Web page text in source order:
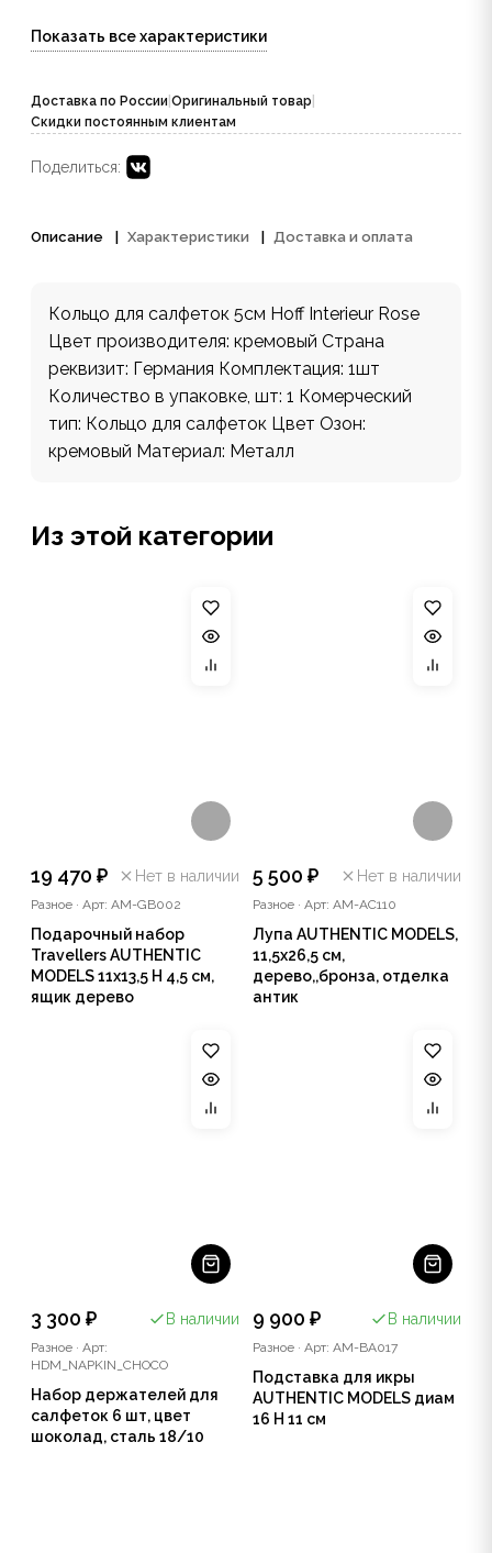
Показать все характеристики
Доставка по России Оригинальный товар
Скидки постоянным клиентам
Поделиться:
Описание Характеристики Доставка и оплата
Кольцо для салфеток 5см Hoff Interieur Rose
Цвет производителя: кремовый Страна
реквизит: Германия Комплектация: 1шт
Количество в упаковке, шт: 1 Комерческий
тип: Кольцо для салфеток Цвет Озон:
кремовый Материал: Металл
Из этой категории
19 470 ₽ Нет в наличии
Разное · Арт: AM-GB002
Подарочный набор
Travellers AUTHENTIC
MODELS 11х13,5 Н 4,5 см,
ящик дерево
5 500 ₽ Нет в наличии
Разное · Арт: AM-AC110
Лупа AUTHENTIC MODELS,
11,5х26,5 см,
дерево,,бронза, отделка
антик
3 300 ₽ В наличии
Разное · Арт:
HDM_NAPKIN_CHOCO
Набор держателей для
салфеток 6 шт, цвет
шоколад, сталь 18/10
9 900 ₽ В наличии
Разное · Арт: AM-BA017
Подставка для икры
AUTHENTIC MODELS диам
16 Н 11 см